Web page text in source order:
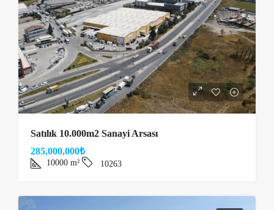
Satılık 10.000m2 Sanayi Arsası
285,000,000₺
10000 m² 10263